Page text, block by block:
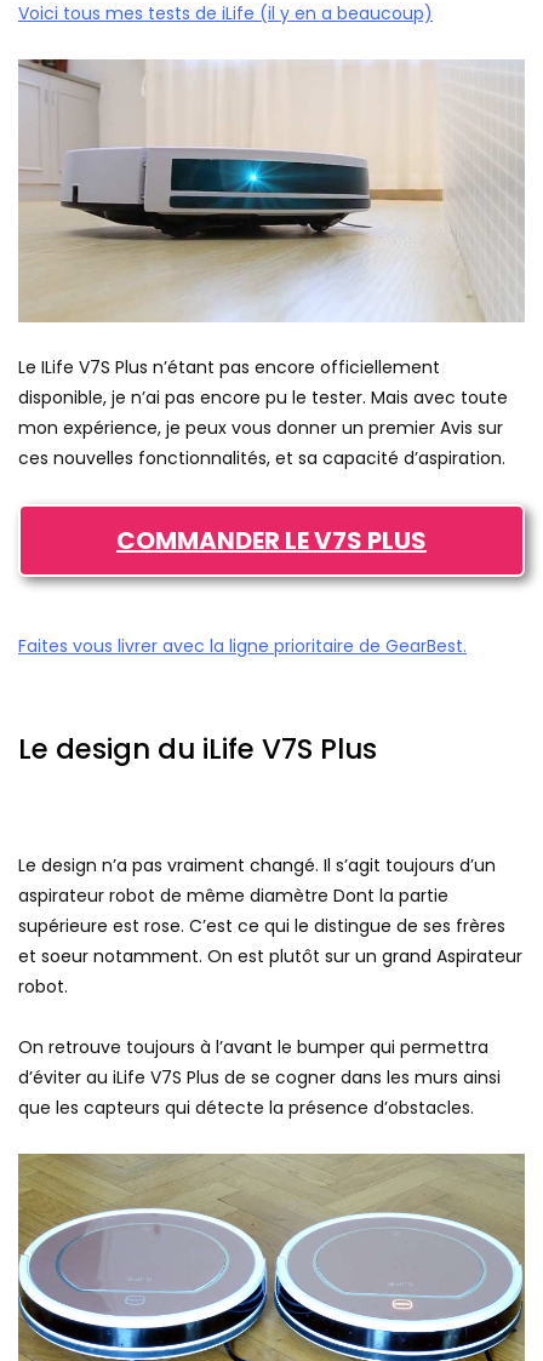
Voici tous mes tests de iLife (il y en a beaucoup)
Le ILife V7S Plus n’étant pas encore officiellement
disponible, je n’ai pas encore pu le tester. Mais avec toute
mon expérience, je peux vous donner un premier Avis sur
ces nouvelles fonctionnalités, et sa capacité d’aspiration.
COMMANDER LE V7S PLUS
Faites vous livrer avec la ligne prioritaire de GearBest.
Le design du iLife V7S Plus
Le design n’a pas vraiment changé. Il s’agit toujours d’un
aspirateur robot de même diamètre Dont la partie
supérieure est rose. C’est ce qui le distingue de ses frères
et soeur notamment. On est plutôt sur un grand Aspirateur
robot.
On retrouve toujours à l’avant le bumper qui permettra
d’éviter au iLife V7S Plus de se cogner dans les murs ainsi
que les capteurs qui détecte la présence d’obstacles.